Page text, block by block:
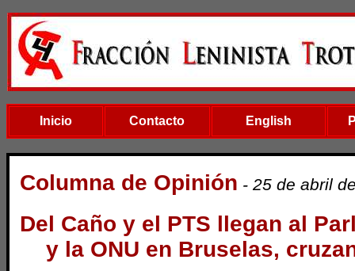
Inicio Contacto English
Columna de Opinión - 25 de abril
Del Caño y el PTS llegan al
y la ONU en Bruselas,